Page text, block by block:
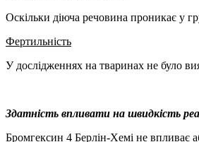
Оскільки діюча речовина проникає у
Фертильність
У дослідженнях на тваринах не було
Здатність впливати на швидкість
Бромгексин 4 Берлін-Хемі не впливає